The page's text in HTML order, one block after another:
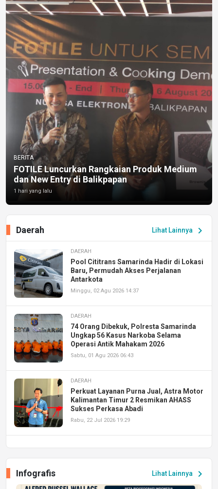
BERITA
FOTILE Luncurkan Rangkaian Produk Medium
dan New Entry di Balikpapan
1 hari yang lalu
Lihat Lainnya chevron_right
Daerah
DAERAH
Pool Cititrans Samarinda Hadir di Lokasi
Baru, Permudah Akses Perjalanan
Antarkota
Minggu, 02 Agu 2026 14:37
DAERAH
74 Orang Dibekuk, Polresta Samarinda
Ungkap 56 Kasus Narkoba Selama
Operasi Antik Mahakam 2026
Sabtu, 01 Agu 2026 06:43
DAERAH
Perkuat Layanan Purna Jual, Astra Motor
Kalimantan Timur 2 Resmikan AHASS
Sukses Perkasa Abadi
Rabu, 22 Jul 2026 19:29
Peluang Kerja dan Magang
Jumat, 17 Jul 2026 22:30
Lihat Lainnya chevron_right
Infografis